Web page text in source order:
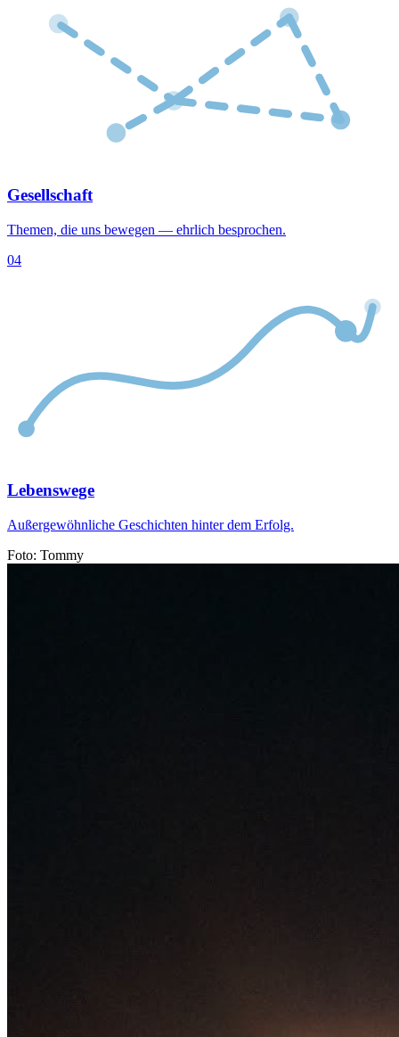
Gesellschaft
Themen, die uns bewegen — ehrlich besprochen.
04
Lebenswege
Außergewöhnliche Geschichten hinter dem Erfolg.
Foto: Tommy